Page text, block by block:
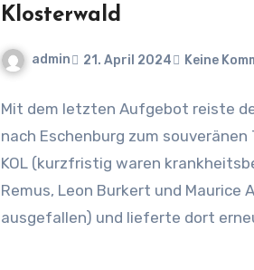
Klosterwald
admin 21. April 2024 Keine
Mit dem letzten Aufgebot reiste
nach Eschenburg zum
KOL (kurzfristig waren
Remus, Leon Burkert und Maurice
ausgefallen) und lieferte dort